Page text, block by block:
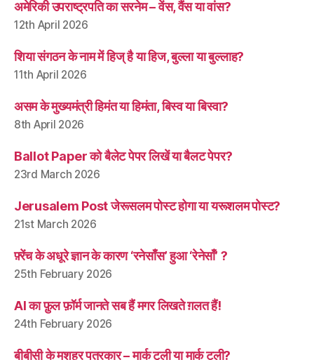
अमेरिकी उपराष्ट्रपति का सरनेम – वेंस, वैंस या वांस?
12th April 2026
शिया संगठन के नाम में हिज् है या हिज, बुल्ला या बुल्लाह?
11th April 2026
असम के मुख्यमंत्री हिमंत या हिमंता, बिस्व या बिस्वा?
8th April 2026
Ballot Paper को बैलेट पेपर लिखें या बैलट पेपर?
23rd March 2026
Jerusalem Post जेरूसलम पोस्ट होगा या यरूशलम पोस्ट?
21st March 2026
फ़्रेंच के अधूरे ज्ञान के कारण ‘रनेसाँस’ हुआ ‘रेनेसाँ’ ?
25th February 2026
AI का फ़ुल फ़ॉर्म जानते सब हैं मगर लिखते ग़लत हैं!
24th February 2026
बीबीसी के मशहूर पत्रकार – मार्क टुली या मार्क टली?